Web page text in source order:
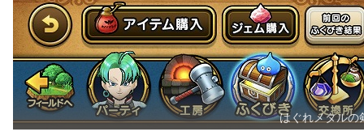
はぐれメタルの